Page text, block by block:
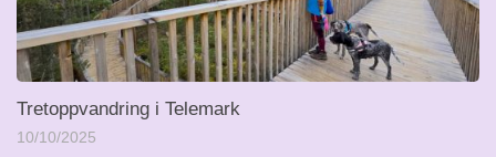
Tretoppvandring i Telemark
10/10/2025